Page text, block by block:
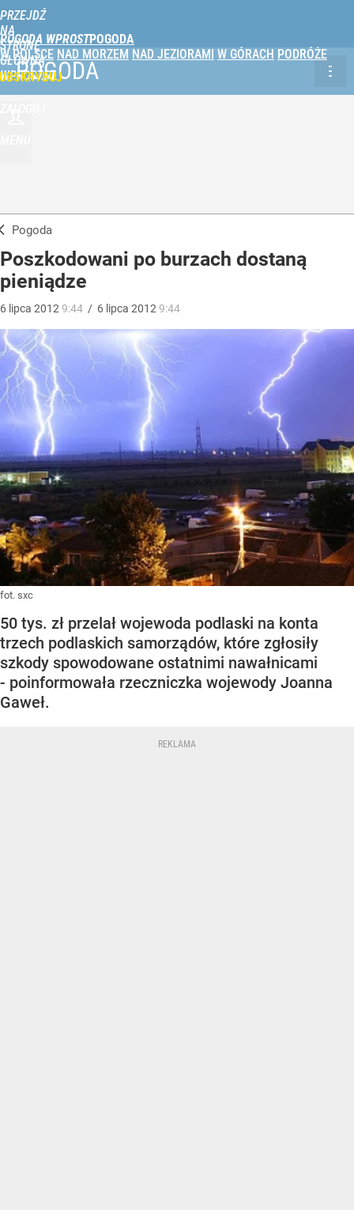
PRZEJDŹ
NA
STRONĘ
GŁÓWNĄ
WPROST.PL
POGODA WPROST
W POLSCE NAD MORZEM NAD JEZIORAMI W GÓRACH PODRÓŻE
POGODA
Pogoda
Poszkodowani po burzach dostaną
pieniądze
6 lipca 2012 9:44 / 6 lipca 2012 9:44
fot. sxc
50 tys. zł przelał wojewoda podlaski na konta
trzech podlaskich samorządów, które zgłosiły
szkody spowodowane ostatnimi nawałnicami
- poinformowała rzeczniczka wojewody Joanna
Gaweł.